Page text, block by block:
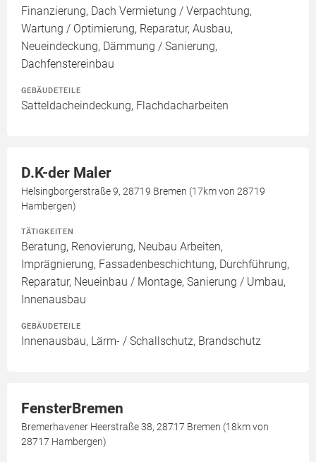
Finanzierung, Dach Vermietung / Verpachtung,
Wartung / Optimierung, Reparatur, Ausbau,
Neueindeckung, Dämmung / Sanierung,
Dachfenstereinbau
GEBÄUDETEILE
Satteldacheindeckung, Flachdacharbeiten
D.K-der Maler
Helsingborgerstraße 9, 28719 Bremen (17km von 28719
Hambergen)
TÄTIGKEITEN
Beratung, Renovierung, Neubau Arbeiten,
Imprägnierung, Fassadenbeschichtung, Durchführung,
Reparatur, Neueinbau / Montage, Sanierung / Umbau,
Innenausbau
GEBÄUDETEILE
Innenausbau, Lärm- / Schallschutz, Brandschutz
FensterBremen
Bremerhavener Heerstraße 38, 28717 Bremen (18km von
28717 Hambergen)